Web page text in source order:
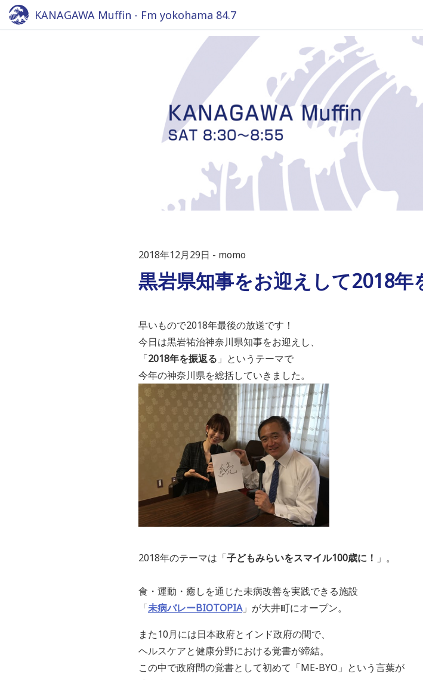
KANAGAWA Muffin - Fm yokohama 84.7
2018年12月29日 momo
黒岩県知事をお迎えして2018年
早いもので2018年最後の放送です！
今日は黒岩祐治神奈川県知事をお迎えし、
「2018年を振返る 」というテーマで
今年の神奈川県を総括していきました。
2018年のテーマは「子どもみらいをスマイル100歳に！ 」。
食・運動・癒しを通じた未病改善を実践できる施設
「未病バレーBIOTOPIA」が大井町にオープン。
また10月には日本政府とインド政府の間で、
ヘルスケアと健康分野における覚書が締結。
この中で政府間の覚書として初めて「ME-BYO」という言葉が